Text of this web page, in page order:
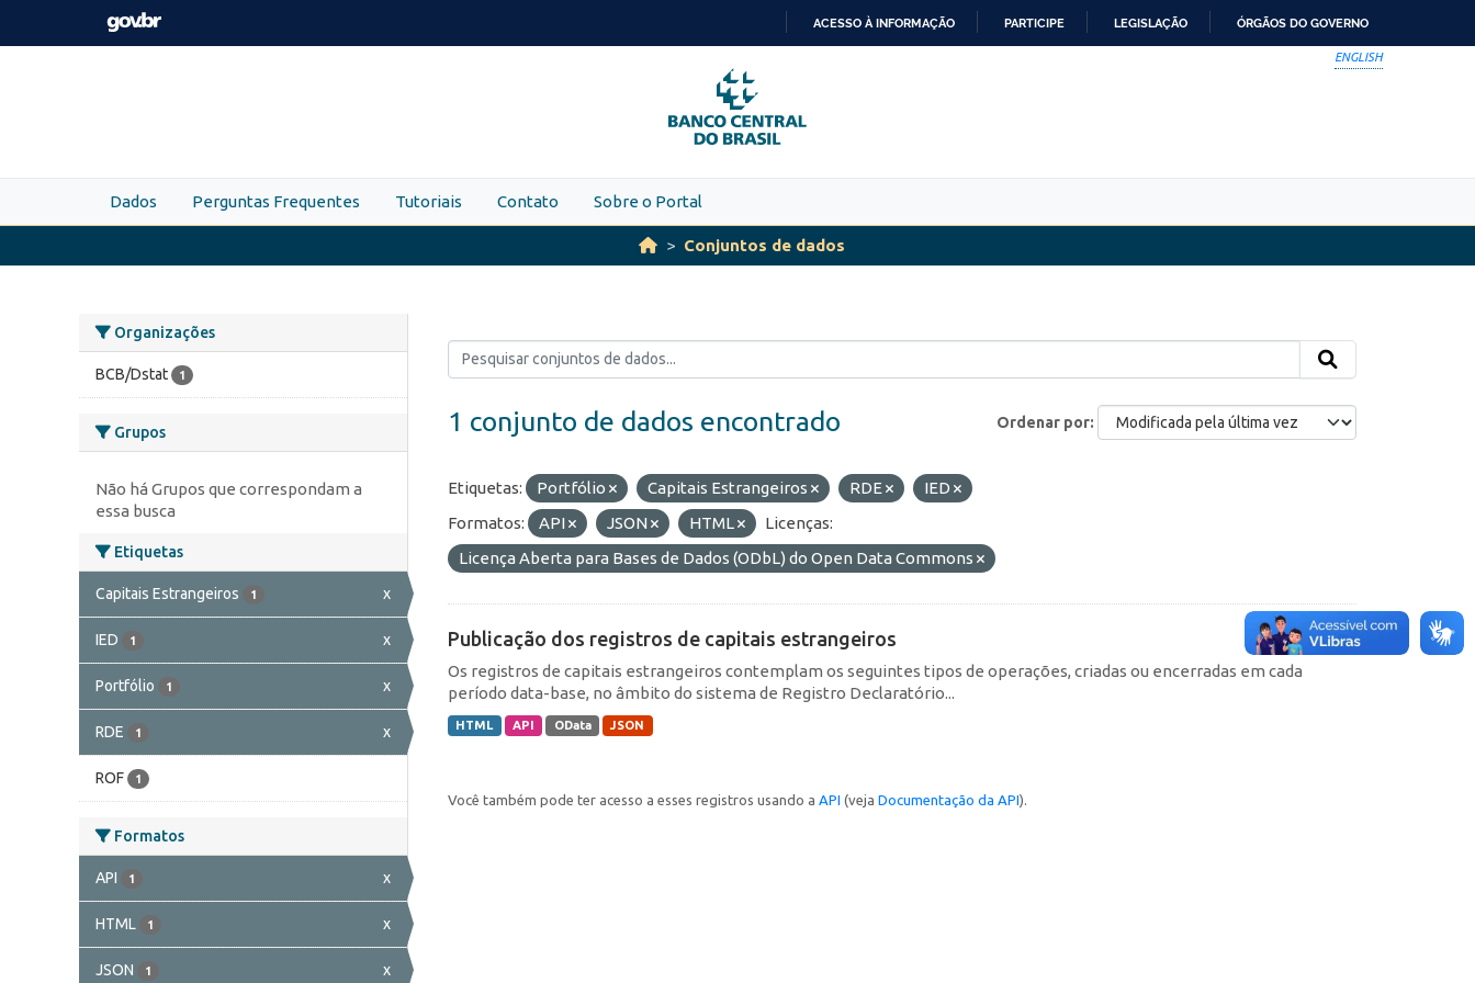
Skip to main content
PARA
O
CONTEÚDO
ACESSO À INFORMAÇÃO PARTICIPE LEGISLAÇÃO ÓRGÃOS DO GOVERNO
ENGLISH
Dados Perguntas Frequentes Tutoriais Contato Sobre o Portal
Conjuntos de dados
Organizações
BCB/Dstat 1
Grupos
Não há Grupos que correspondam a
essa busca
Etiquetas
Capitais Estrangeiros 1 x
IED 1 x
Portfólio 1 x
RDE 1 x
ROF 1
Formatos
API 1 x
HTML 1 x
JSON 1 x
Ordenar por
1 conjunto de dados encontrado
Etiquetas: Portfólio Capitais Estrangeiros RDE
IED
Formatos:
API JSON HTML
Licenças:
Licença Aberta para Bases de Dados (ODbL) do Open Data Commons
Publicação dos registros de capitais estrangeiros
Os registros de capitais estrangeiros contemplam os seguintes tipos de operações, criadas ou encerradas em cada
período data-base, no âmbito do sistema de Registro Declaratório...
HTML API OData JSON
Você também pode ter acesso a esses registros usando a API (veja Documentação da API).